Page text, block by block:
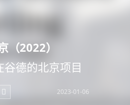
2022）
德的北京项目
 2023-01-06